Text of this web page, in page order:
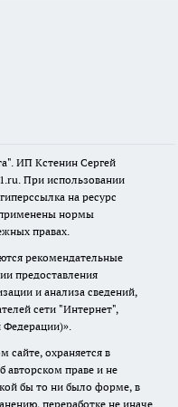
ИП Кстенин Сергей
При использовании
на ресурс
применены нормы
правах.
рекомендательные
предоставления
и анализа сведений,
сети "Интернет",
Федерации)».
сайте, охраняется в
авторском праве и не
бы то ни было форме, в
переработке не иначе